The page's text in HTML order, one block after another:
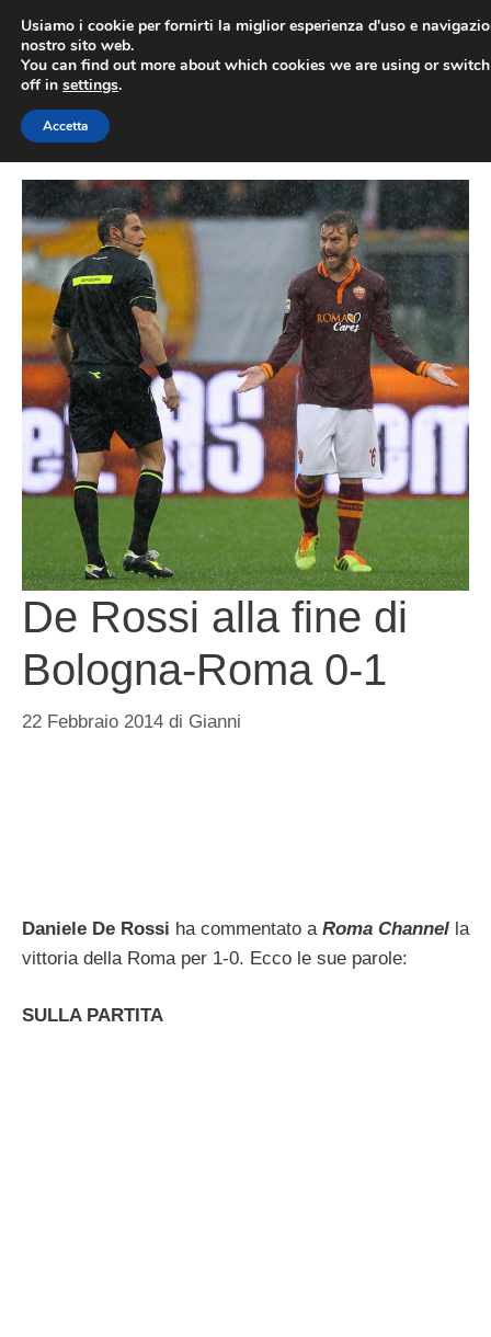
contenuto
De Rossi alla fine di
Bologna-Roma 0-1
22 Febbraio 2014 di Gianni
Daniele De Rossi ha commentato a Roma Channel la
vittoria della Roma per 1-0. Ecco le sue parole:
SULLA PARTITA
Usiamo i cookie per fornirti la miglior esperienza d'uso e
nostro sito web.
You can find out more about which cookies we are using or
off in settings.
Accetta